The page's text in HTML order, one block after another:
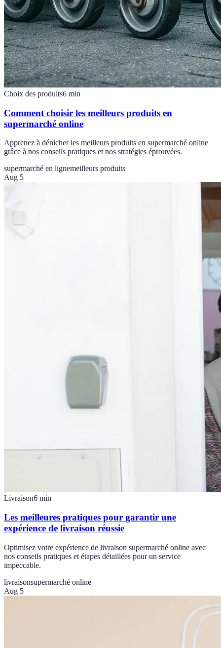
Choix des produits6 min
Comment choisir les meilleurs produits en
supermarché online
Apprenez à dénicher les meilleurs produits en supermarché online
grâce à nos conseils pratiques et nos stratégies éprouvées.
supermarché en lignemeilleurs produits
Aug 5
Livraison6 min
Les meilleures pratiques pour garantir une
expérience de livraison réussie
Optimisez votre expérience de livraison supermarché online avec
nos conseils pratiques et étapes détaillées pour un service
impeccable.
livraisonsupermarché online
Aug 5